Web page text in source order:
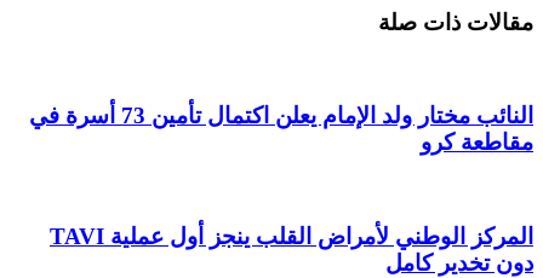
مقالات ذات صلة
النائب مختار ولد الإمام يعلن اكتمال تأمين 73 أسرة في
مقاطعة كرو
المركز الوطني لأمراض القلب ينجز أول عملية TAVI
دون تخدير كامل